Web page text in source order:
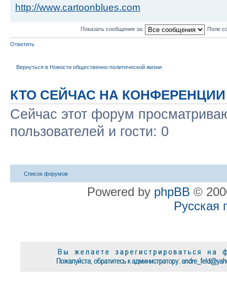
http://www.cartoonblues.com
Показать сообщения за: Поле
Ответить
Вернуться в Новости общественно-политической жизни
КТО СЕЙЧАС НА КОНФЕРЕНЦИИ
Сейчас этот форум
пользователей и гости: 0
Список форумов
Powered by phpBB ©
Русская